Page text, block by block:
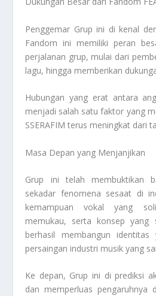
Penggemar Grup ini di kenal
Fandom ini memiliki peran
perjalanan grup, mulai dari
lagu, hingga memberikan
Hubungan yang erat antara
menjadi salah satu faktor yang
SSERAFIM terus meningkat dari
Masa Depan yang Menjanjikan
Grup ini telah membuktikan
sekadar fenomena sesaat di
kemampuan vokal yang
memukau, serta konsep yang
berhasil membangun
persaingan industri musik yang
Ke depan, Grup ini di prediksi
dan memperluas pengaruhnya